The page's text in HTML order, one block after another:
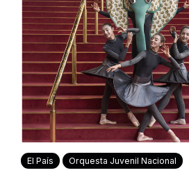
El País Orquesta Juvenil Nacional